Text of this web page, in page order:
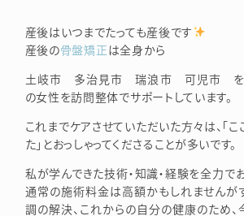
産後はいつまでたっても産後です
産後の骨盤矯正は全身から
土岐市 多治見市 瑞浪市 可児市 を
の女性を訪問整体でサポートしています。
これまでケアさせていただいた方々は、「
た」とおっしゃってくださることが多いです。
私が学んできた技術・知識・経験を全力で
通常の施術料金は高額かもしれませんが
調の解決、これからの自分の健康のため、